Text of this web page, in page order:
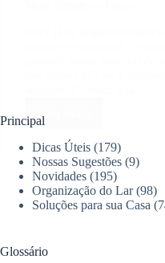
Leia mais
Guia
Completo
para
uma
Vida
Principal
Dicas Úteis (179)
Nossas Sugestões (9)
Novidades (195)
Organização do Lar(98)
Soluções para sua Casa
Glossário